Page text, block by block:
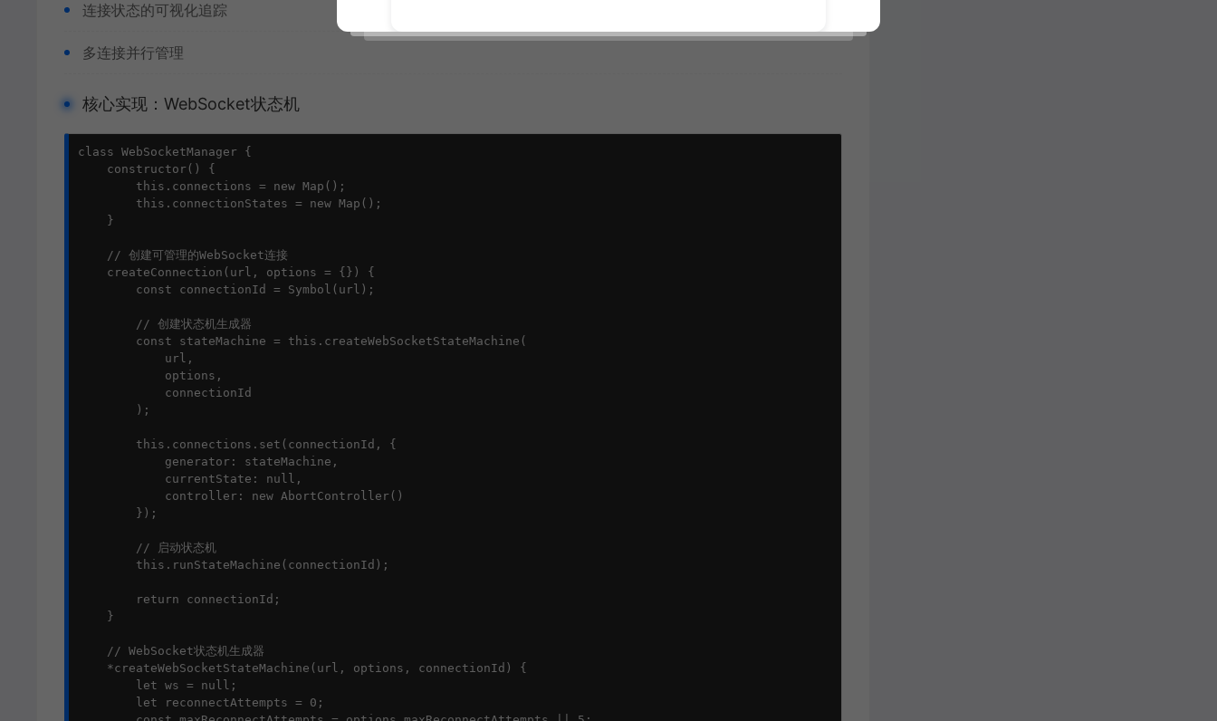
连接状态的可视化追踪
多连接并行管理
核心实现：WebSocket状态机
class WebSocketManager {
    constructor() {
        this.connections = new Map();
        this.connectionStates = new Map();
    }
    // 创建可管理的WebSocket连接
    createConnection(url, options = {}) {
        const connectionId = Symbol(url);
        // 创建状态机生成器
        const stateMachine = this.createWebSocketStateMachine(
            url,
            options,
            connectionId
        );
        this.connections.set(connectionId, {
            generator: stateMachine,
            currentState: null,
            controller: new AbortController()
        });
        // 启动状态机
        this.runStateMachine(connectionId);
        return connectionId;
    }
    // WebSocket状态机生成器
    *createWebSocketStateMachine(url, options, connectionId) {
        let ws = null;
        let reconnectAttempts = 0;